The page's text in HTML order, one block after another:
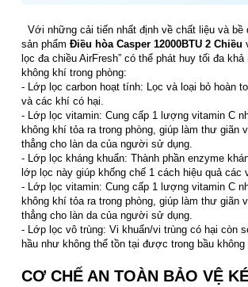
Với những cải tiến nhất định về chất liệu và bề
sản phẩm Điều hòa Casper 12000BTU 2 Chiều
lọc đa chiều AirFresh” có thể phát huy tối đa
không khí trong phòng:
- Lớp lọc carbon hoạt tính: Lọc và loại bỏ hoàn
và các khí có hại.
- Lớp lọc vitamin: Cung cấp 1 lượng vitamin C
không khí tỏa ra trong phòng, giúp làm thư giãn
thẳng cho làn da của người sử dụng.
- Lớp lọc kháng khuẩn: Thành phần enzyme
lớp lọc này giúp khống chế 1 cách hiệu quả các
- Lớp lọc vitamin: Cung cấp 1 lượng vitamin C
không khí tỏa ra trong phòng, giúp làm thư giãn
thẳng cho làn da của người sử dụng.
- Lớp lọc vô trùng: Vi khuẩn/vi trùng có hại còn
hầu như không thể tồn tại được trong bầu không
CƠ CHẾ AN TOÀN BẢO VỆ